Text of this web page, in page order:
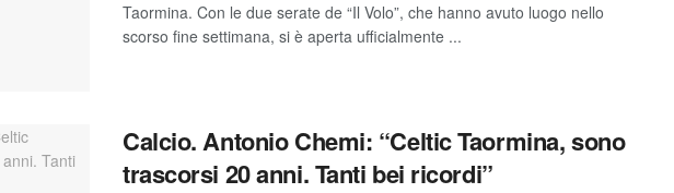
Taormina. Con le due serate de “Il Volo”, che hanno avuto luogo nello
scorso fine settimana, si è aperta ufficialmente ...
Calcio. Antonio Chemi: “Celtic Taormina, sono
trascorsi 20 anni. Tanti bei ricordi”